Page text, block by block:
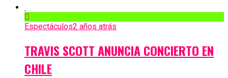
Espectáculos2 años atrás
TRAVIS SCOTT ANUNCIA CONCIERTO EN
CHILE